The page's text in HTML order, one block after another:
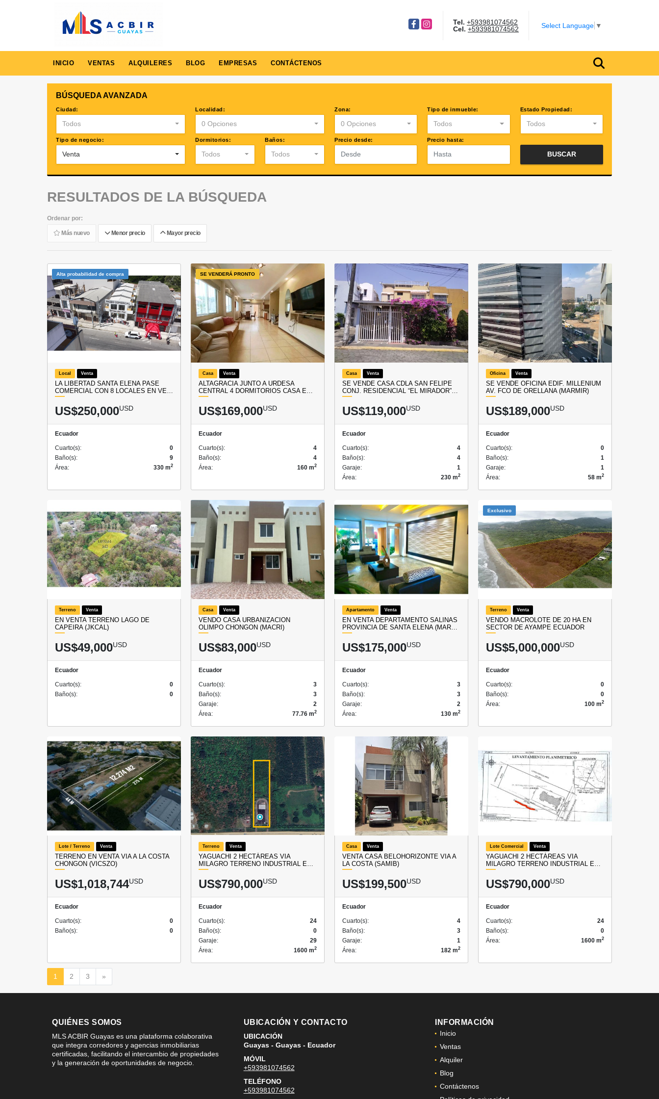
FacebookInstagram Tel. +593981074562
Cel. +593981074562 Select Language ▼
INICIO VENTAS ALQUILERES BLOG EMPRESAS CONTÁCTENOS
BÚSQUEDA AVANZADA
Ciudad:
Todos
Localidad:
0 Opciones
Zona:
0 Opciones
Tipo de inmueble:
Todos
Estado Propiedad:
Todos
Tipo de negocio:
Venta
Dormitorios:
Todos
Baños:
Todos
Precio desde: Precio hasta:
BUSCAR
RESULTADOS DE LA BÚSQUEDA
Ordenar por:
Más nuevo Menor precio Mayor precio
Alta probabilidad de compra
Local Venta
LA LIBERTAD SANTA ELENA PASE
COMERCIAL CON 8 LOCALES EN VE…
US$250,000USD
Ecuador
Cuarto(s):
0
Baño(s):
9
Área:
330 m2
SE VENDERÁ PRONTO
Casa Venta
ALTAGRACIA JUNTO A URDESA
CENTRAL 4 DORMITORIOS CASA E…
US$169,000USD
Ecuador
Cuarto(s):
4
Baño(s):
4
Área:
160 m2
Casa Venta
SE VENDE CASA CDLA SAN FELIPE
CONJ. RESIDENCIAL “EL MIRADOR”…
US$119,000USD
Ecuador
Cuarto(s):
4
Baño(s):
4
Garaje:
1
Área:
230 m2
Oficina Venta
SE VENDE OFICINA EDIF. MILLENIUM
AV. FCO DE ORELLANA (MARMIR)
US$189,000USD
Ecuador
Cuarto(s):
0
Baño(s):
1
Garaje:
1
Área:
58 m2
Terreno Venta
EN VENTA TERRENO LAGO DE
CAPEIRA (JKCAL)
US$49,000USD
Ecuador
Cuarto(s):
0
Baño(s):
0
Casa Venta
VENDO CASA URBANIZACION
OLIMPO CHONGON (MACRI)
US$83,000USD
Ecuador
Cuarto(s):
3
Baño(s):
3
Garaje:
2
Área:
77.76 m2
Apartamento Venta
EN VENTA DEPARTAMENTO SALINAS
PROVINCIA DE SANTA ELENA (MAR…
US$175,000USD
Ecuador
Cuarto(s):
3
Baño(s):
3
Garaje:
2
Área:
130 m2
Exclusivo
Terreno Venta
VENDO MACROLOTE DE 20 HA EN
SECTOR DE AYAMPE ECUADOR
US$5,000,000USD
Ecuador
Cuarto(s):
0
Baño(s):
0
Área:
100 m2
Lote / Terreno Venta
TERRENO EN VENTA VIA A LA COSTA
CHONGON (VICSZO)
US$1,018,744USD
Ecuador
Cuarto(s):
0
Baño(s):
0
Terreno Venta
YAGUACHI 2 HECTÁREAS VIA
MILAGRO TERRENO INDUSTRIAL E…
US$790,000USD
Ecuador
Cuarto(s):
24
Baño(s):
0
Garaje:
29
Área:
1600 m2
Casa Venta
VENTA CASA BELOHORIZONTE VIA A
LA COSTA (SAMIB)
US$199,500USD
Ecuador
Cuarto(s):
4
Baño(s):
3
Garaje:
1
Área:
182 m2
Lote Comercial Venta
YAGUACHI 2 HECTÁREAS VIA
MILAGRO TERRENO INDUSTRIAL E…
US$790,000USD
Ecuador
Cuarto(s):
24
Baño(s):
0
Área:
1600 m2
1 2 3 »
QUIÉNES SOMOS
MLS ACBIR Guayas es una plataforma colaborativa
que integra corredores y agencias inmobiliarias
certificadas, facilitando el intercambio de propiedades
y la generación de oportunidades de negocio.
UBICACIÓN Y CONTACTO
UBICACIÓN
Guayas - Guayas - Ecuador
MÓVIL
+593981074562
TELÉFONO
+593981074562
INFORMACIÓN
Inicio
Ventas
Alquiler
Blog
Contáctenos